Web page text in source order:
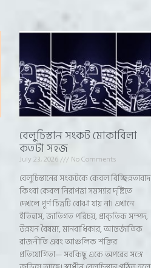
বেলুচিস্তান সংকট মোকাবিলা
কতটা সহজ
July 23, 2026 No Comments
বেলুচিস্তানের সংকটকে কেবল বিচ্ছিন্নতাবাদ
কিংবা কেবল নিরাপত্তা সমস্যার দৃষ্টিতে
দেখলে পূর্ণ চিত্রটি বোঝা যায় না। এখানে
ইতিহাস, জাতিগত পরিচয়, প্রাকৃতিক সম্পদ,
উন্নয়ন বৈষম্য, মানবাধিকার, আন্তর্জাতিক
রাজনীতি এবং আঞ্চলিক শক্তির
প্রতিযোগিতা— সবকিছু একে অপরের সঙ্গে